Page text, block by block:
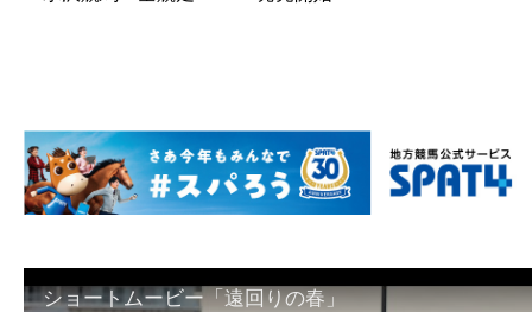
ショートムービー「遠回りの春」